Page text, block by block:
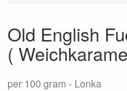
Old English
(
per 100 gram Lonka